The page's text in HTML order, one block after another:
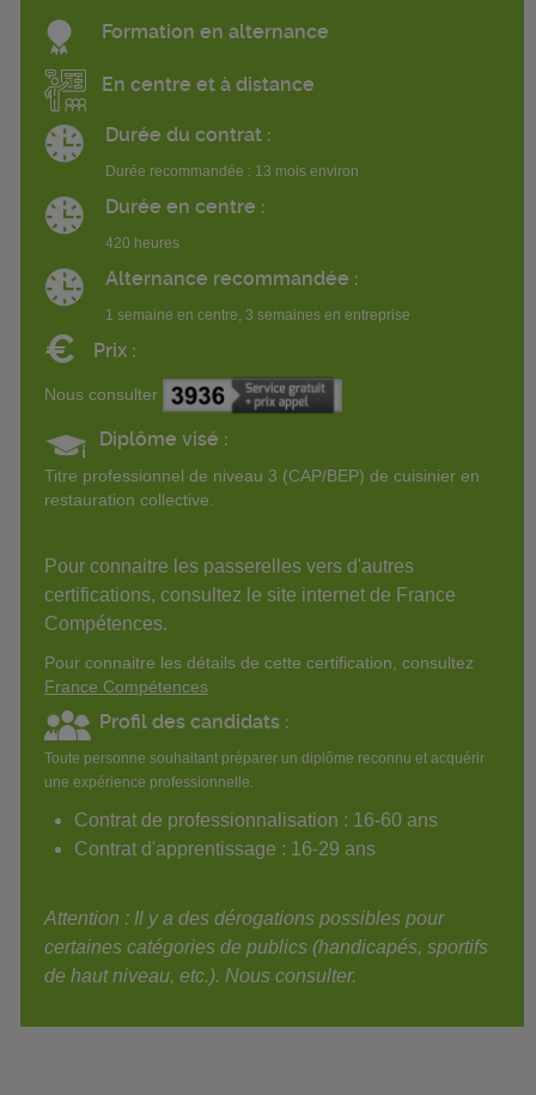
Formation en alternance
En centre et à distance
Durée du contrat :
Durée recommandée : 13 mois environ
Durée en centre :
420 heures
Alternance recommandée :
1 semaine en centre, 3 semaines en entreprise
€ Prix :
Nous consulter
Diplôme visé :
Titre professionnel de niveau 3 (CAP/BEP) de cuisinier en
restauration collective.
Pour connaitre les passerelles vers d'autres
certifications, consultez le site internet de France
Compétences.
Pour connaitre les détails de cette certification, consultez
France Compétences
Profil des candidats :
Toute personne souhaitant préparer un diplôme reconnu et acquérir
une expérience professionnelle.
Contrat de professionnalisation : 16-60 ans
Contrat d'apprentissage : 16-29 ans
Attention : Il y a des dérogations possibles pour
certaines catégories de publics (handicapés, sportifs
de haut niveau, etc.). Nous consulter.